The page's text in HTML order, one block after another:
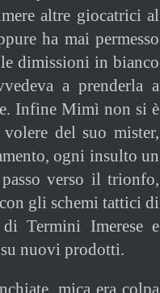
altre giocatrici al
ha mai permesso
dimissioni in bianco
a prenderla a
Infine Mimì non si è
del suo mister,
ogni insulto un
verso il trionfo,
gli schemi tattici di
Termini Imerese e
nuovi prodotti.
mica era colpa